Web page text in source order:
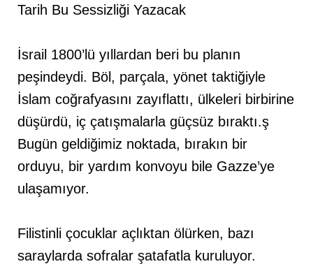
Tarih Bu Sessizliği Yazacak
İsrail 1800’lü yıllardan beri bu planın
peşindeydi. Böl, parçala, yönet taktiğiyle
İslam coğrafyasını zayıflattı, ülkeleri birbirine
düşürdü, iç çatışmalarla güçsüz bıraktı.ş
Bugün geldiğimiz noktada, bırakın bir
orduyu, bir yardım konvoyu bile Gazze’ye
ulaşamıyor.
Filistinli çocuklar açlıktan ölürken, bazı
saraylarda sofralar şatafatla kuruluyor.